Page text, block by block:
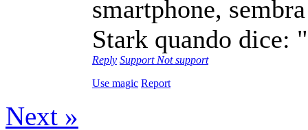
smartphone,
Stark quando dice:
Reply Support Not support
Use magic Report
Next »